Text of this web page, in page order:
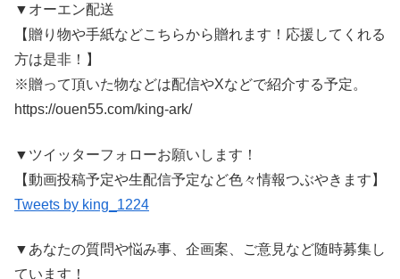
▼オーエン配送
【贈り物や手紙などこちらから贈れます！応援してくれる
方は是非！】
※贈って頂いた物などは配信やXなどで紹介する予定。
https://ouen55.com/king-ark/
▼ツイッターフォローお願いします！
【動画投稿予定や生配信予定など色々情報つぶやきます】
Tweets by king_1224
▼あなたの質問や悩み事、企画案、ご意見など随時募集し
ています！